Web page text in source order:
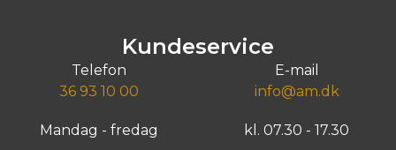
Kundeservice
Telefon
36 93 10 00
E-mail
info@am.dk
Mandag - fredag kl. 07.30 - 17.30